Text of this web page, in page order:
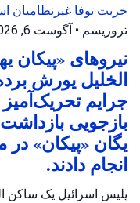
خربت توفا غیرنظامیان
تروریسم • آگوست 6, 2026 at 10:52 ق.ظ
نیروهای «پیکان
الخلیل یورش
جرایم
بازجویی
یگان «پیکان» در
انجام دادند.
پلیس اسرائیل یک ساکن